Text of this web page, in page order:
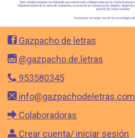
Gazpacho de letras
@gazpacho.de.letras
953580345
info@gazpachodeletras.com
Colaboradoras
Crear cuenta/ iniciar sesión